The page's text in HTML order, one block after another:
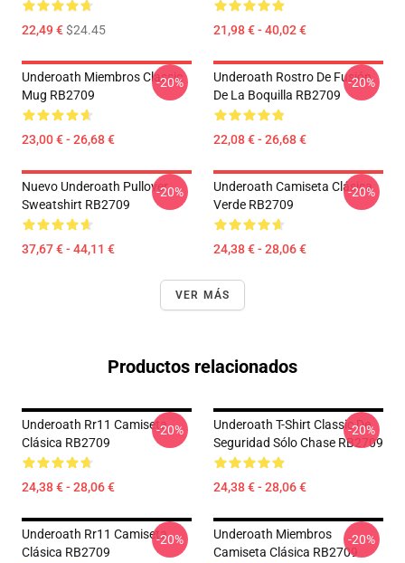
22,49 €$24.45 21,98 € - 40,02 €
Underoath Miembros Classic
Mug RB2709
23,00 € - 26,68 €
-20%
Underoath Rostro De Fusión
De La Boquilla RB2709
22,08 € - 26,68 €
-20%
Nuevo Underoath Pullover
Sweatshirt RB2709
37,67 € - 44,11 €
-20%
Underoath Camiseta Clásica
Verde RB2709
24,38 € - 28,06 €
-20%
VER MÁS
Productos relacionados
Underoath Rr11 Camiseta
Clásica RB2709
24,38 € - 28,06 €
-20%
Underoath T-Shirt Classic De
Seguridad Sólo Chase RB2709
24,38 € - 28,06 €
-20%
Underoath Rr11 Camiseta
Clásica RB2709
-20%
Underoath Miembros
Camiseta Clásica RB2709
-20%